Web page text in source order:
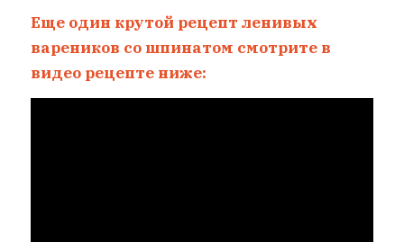
Еще один крутой рецепт ленивых
вареников со шпинатом смотрите в
видео рецепте ниже: